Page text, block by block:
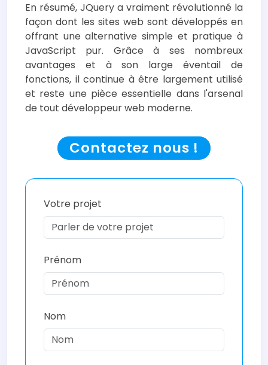
En résumé, JQuery a vraiment révolutionné la
façon dont les sites web sont développés en
offrant une alternative simple et pratique à
JavaScript pur. Grâce à ses nombreux
avantages et à son large éventail de
fonctions, il continue à être largement utilisé
et reste une pièce essentielle dans l'arsenal
de tout développeur web moderne.
Contactez nous !
Votre projet
Prénom
Nom